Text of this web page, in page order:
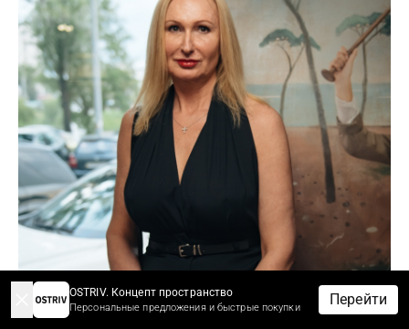
OSTRIV. Концепт пространство
Персональные предложения и быстрые покупки Перейти